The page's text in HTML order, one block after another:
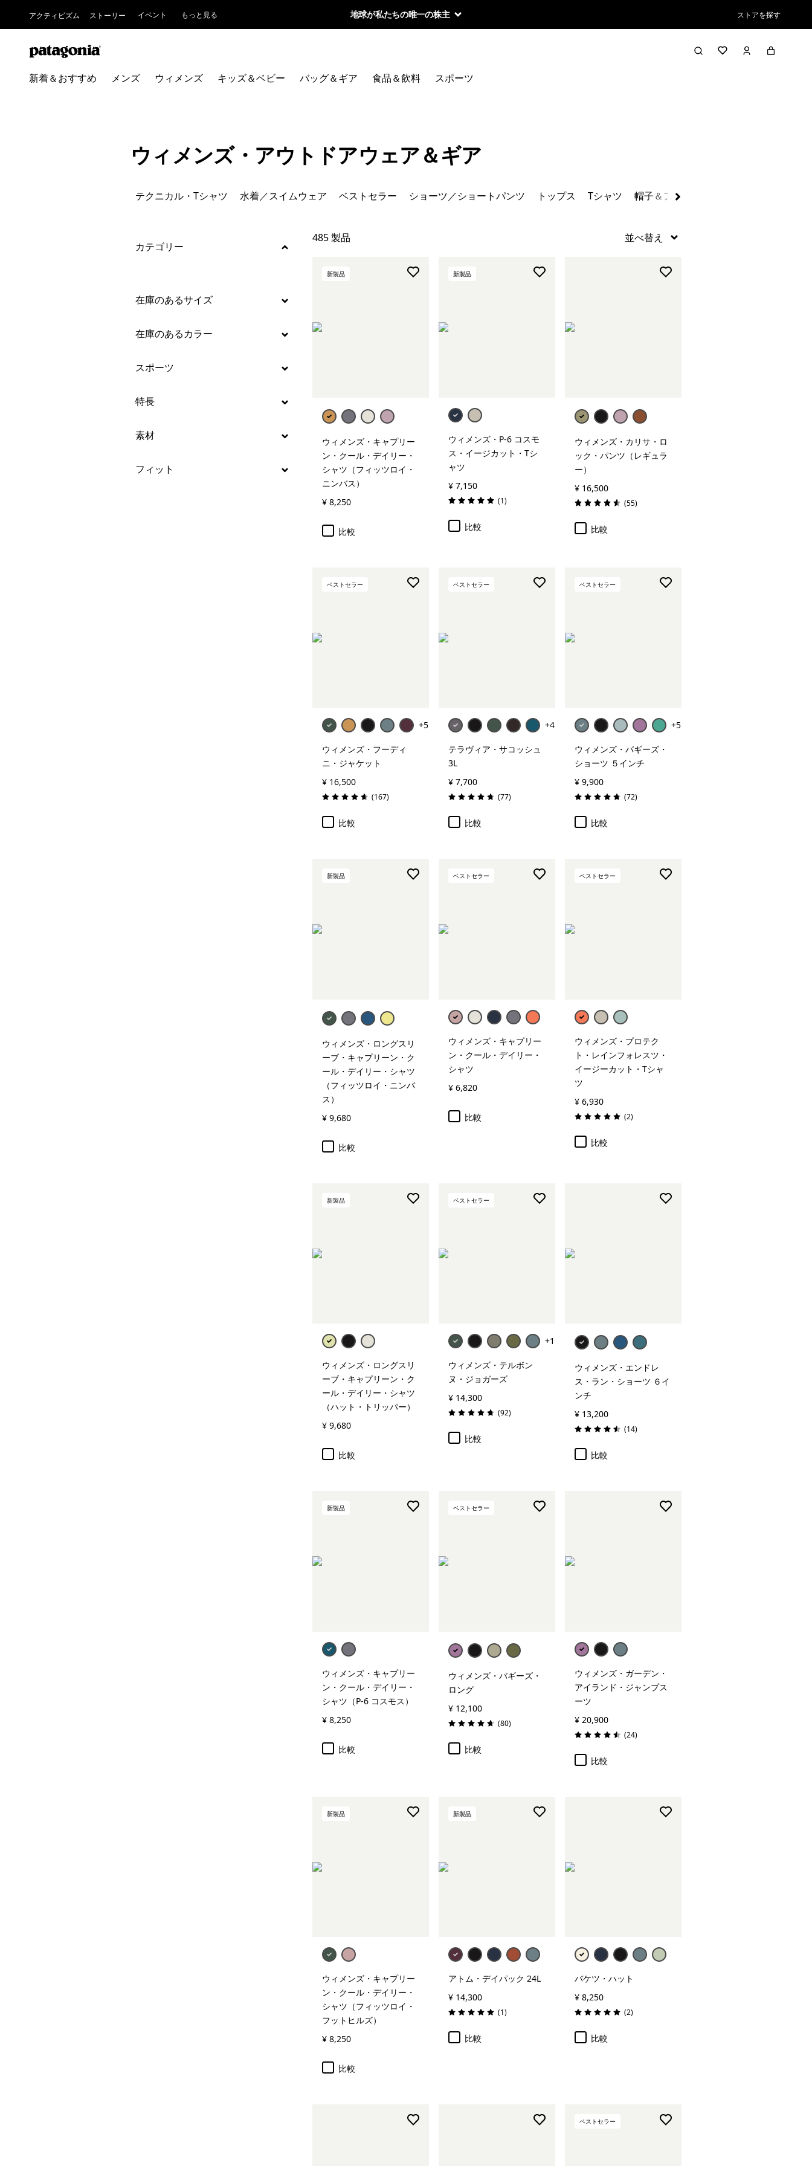
アクティビズム ストーリー イベント もっと見る 地球が私たちの唯一の株主 ストアを探す
新着＆おすすめ メンズ ウィメンズ キッズ＆ベビー バッグ＆ギア 食品＆飲料 スポーツ
絞り込み
在庫のあるカラー
絞り込み
素材
ウィメンズ・アウトドアウェア＆ギア
テクニカル・Tシャツ 水着／スイムウェア ベストセラー ショーツ／ショートパンツ トップス Tシャツ 帽子＆アクセサリー
絞り込み
カテゴリー
絞り込み
在庫のあるサイズ
絞り込み
在庫のあるカラー
絞り込み
スポーツ
絞り込み
特長
絞り込み
素材
絞り込み
フィット
485 製品
新製品
ウィメンズ・キャプリー
ン・クール・デイリー・
シャツ（フィッツロイ・
ニンバス）
¥ 8,250
比較
新製品
ウィメンズ・P-6 コスモ
ス・イージカット・Tシ
ャツ
¥ 7,150
評価: 5.0 / 5 (1レビュー
)
比較
ウィメンズ・カリサ・ロ
ック・パンツ（レギュラ
ー）
¥ 16,500
評価: 4.6 / 5 (55レビュー
)
比較
ベストセラー
+5
ウィメンズ・フーディ
ニ・ジャケット
¥ 16,500
評価: 4.7 / 5 (167レビュー
)
比較
ベストセラー
+4
テラヴィア・サコッシュ
3L
¥ 7,700
評価: 4.7 / 5 (77レビュー
)
比較
ベストセラー
+5
ウィメンズ・バギーズ・
ショーツ ５インチ
¥ 9,900
評価: 4.7 / 5 (72レビュー
)
比較
新製品
ウィメンズ・ロングスリ
ーブ・キャプリーン・ク
ール・デイリー・シャツ
（フィッツロイ・ニンバ
ス）
¥ 9,680
比較
ベストセラー
ウィメンズ・キャプリー
ン・クール・デイリー・
シャツ
¥ 6,820
比較
ベストセラー
ウィメンズ・プロテク
ト・レインフォレスツ・
イージーカット・Tシャ
ツ
¥ 6,930
評価: 5.0 / 5 (2レビュー
)
比較
新製品
ウィメンズ・ロングスリ
ーブ・キャプリーン・ク
ール・デイリー・シャツ
（ハット・トリッパー）
¥ 9,680
比較
ベストセラー
+1
ウィメンズ・テルボン
ヌ・ジョガーズ
¥ 14,300
評価: 4.7 / 5 (92レビュー
)
比較
ウィメンズ・エンドレ
ス・ラン・ショーツ ６イ
ンチ
¥ 13,200
評価: 4.5 / 5 (14レビュー
)
比較
新製品
ウィメンズ・キャプリー
ン・クール・デイリー・
シャツ（P-6 コスモス）
¥ 8,250
比較
ベストセラー
ウィメンズ・バギーズ・
ロング
¥ 12,100
評価: 4.6 / 5 (80レビュー
)
比較
ウィメンズ・ガーデン・
アイランド・ジャンプス
ーツ
¥ 20,900
評価: 4.5 / 5 (24レビュー
)
比較
新製品
ウィメンズ・キャプリー
ン・クール・デイリー・
シャツ（フィッツロイ・
フットヒルズ）
¥ 8,250
比較
新製品
アトム・デイパック 24L
¥ 14,300
評価: 5.0 / 5 (1レビュー
)
比較
バケツ・ハット
¥ 8,250
評価: 5.0 / 5 (2レビュー
)
比較
ベストセラー